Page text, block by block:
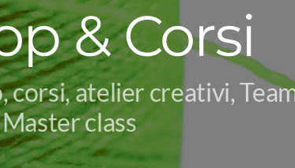
& Corsi
atelier creativi,
class